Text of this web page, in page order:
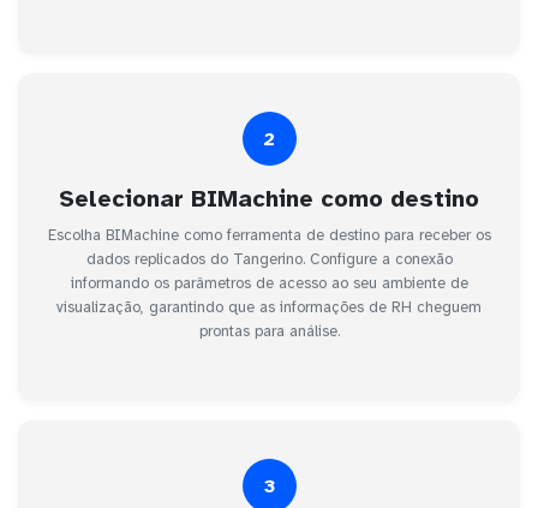
2
Selecionar BIMachine como destino
Escolha BIMachine como ferramenta de destino para receber os
dados replicados do Tangerino. Configure a conexão
informando os parâmetros de acesso ao seu ambiente de
visualização, garantindo que as informações de RH cheguem
prontas para análise.
3